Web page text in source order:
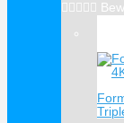
    